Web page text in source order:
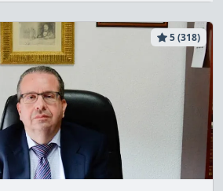
5 (318)